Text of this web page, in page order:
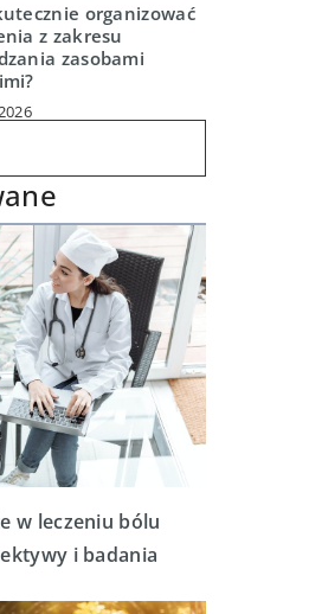
organizować
z zakresu
zasobami
w leczeniu bólu
i badania